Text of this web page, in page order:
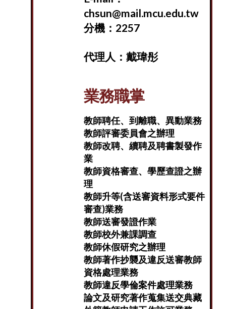
chsun@mail.mcu.edu.tw
分機：2257
代理人：戴瑋彤
業務職掌
教師聘任、到離職、異動業務
教師評審委員會之辦理
教師改聘、續聘及聘書製發作
業
教師資格審查、學歷查證之辦
理
教師升等(含送審資料形式要件
審查)業務
教師送審發證作業
教師校外兼課調查
教師休假研究之辦理
教師著作抄襲及違反送審教師
資格處理業務
教師違反學倫案件處理業務
論文及研究著作蒐集送交典藏